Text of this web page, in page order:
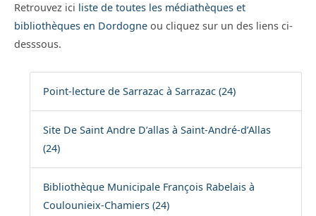
Retrouvez ici liste de toutes les médiathèques et
bibliothèques en Dordogne ou cliquez sur un des liens ci-
desssous.
Point-lecture de Sarrazac à Sarrazac (24)
Site De Saint Andre D’allas à Saint-André-d’Allas
(24)
Bibliothèque Municipale François Rabelais à
Coulounieix-Chamiers (24)